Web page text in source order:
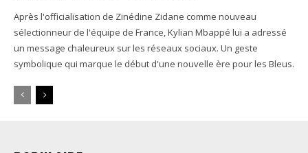
Après l'officialisation de Zinédine Zidane comme nouveau
sélectionneur de l'équipe de France, Kylian Mbappé lui a adressé
un message chaleureux sur les réseaux sociaux. Un geste
symbolique qui marque le début d'une nouvelle ère pour les Bleus.